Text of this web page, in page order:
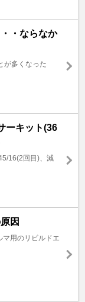
・ならなか
が多くなった
ーキット(36
16(2回目)、減
因
マ用のリビルドエ